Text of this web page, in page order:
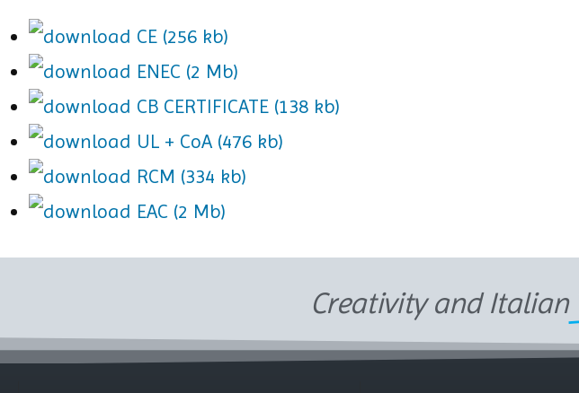
CE (256 kb)
ENEC (2 Mb)
CB CERTIFICATE (138 kb)
UL + CoA (476 kb)
RCM (334 kb)
EAC (2 Mb)
Creativity and Italian